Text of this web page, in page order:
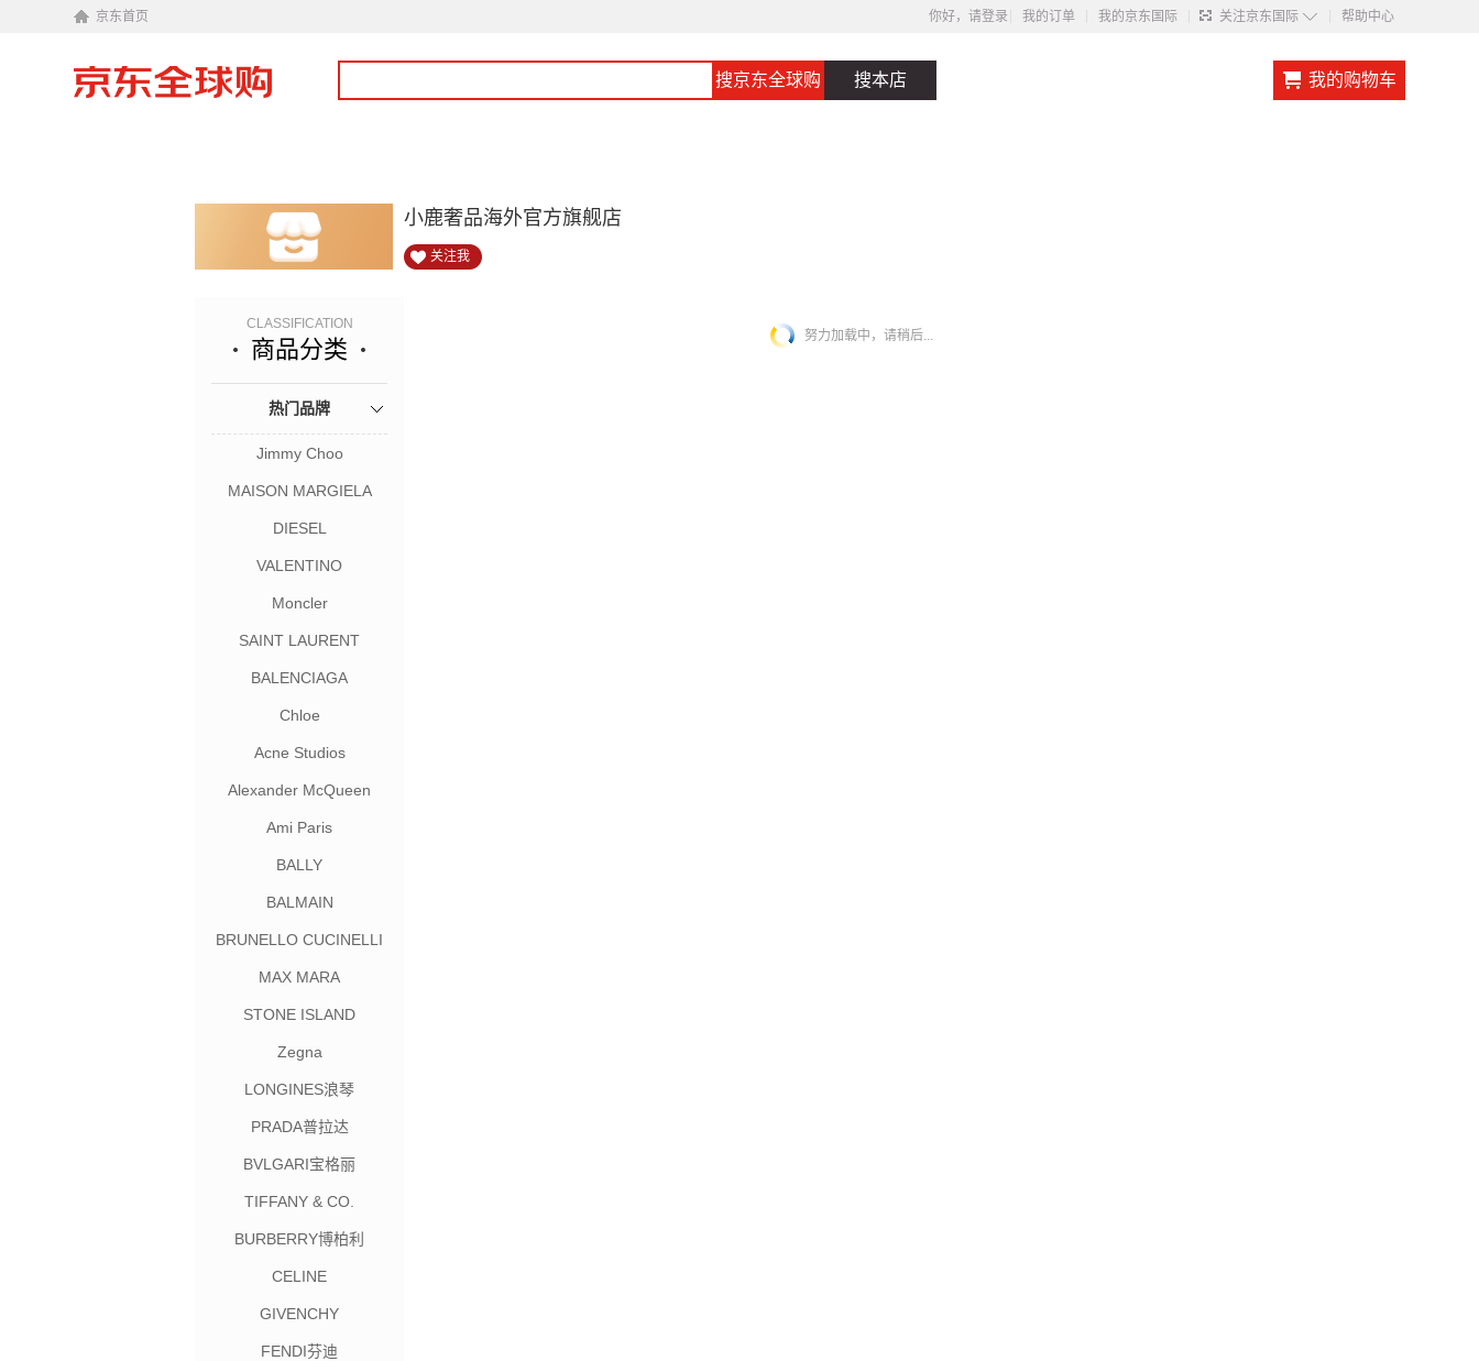
京东首页 你好，请登录 我的订单 我的京东国际 关注京东国际 ◇ 帮助中心
搜京东全球购 搜本店 我的购物车
小鹿奢品海外官方旗舰店
关注我
CLASSIFICATION
商品分类
热门品牌
Jimmy Choo
MAISON MARGIELA
DIESEL
VALENTINO
Moncler
SAINT LAURENT
BALENCIAGA
Chloe
Acne Studios
Alexander McQueen
Ami Paris
BALLY
BALMAIN
BRUNELLO CUCINELLI
MAX MARA
STONE ISLAND
Zegna
LONGINES浪琴
PRADA普拉达
BVLGARI宝格丽
TIFFANY & CO.
BURBERRY博柏利
CELINE
GIVENCHY
FENDI芬迪
努力加载中，请稍后...